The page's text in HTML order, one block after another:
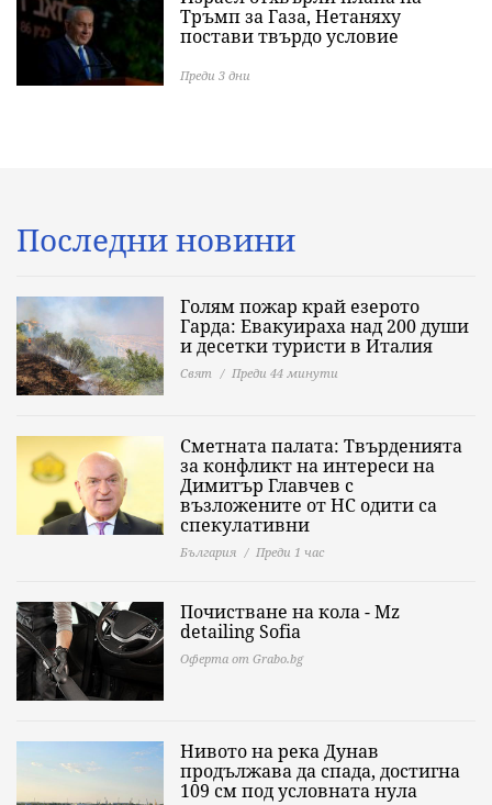
Тръмп за Газа, Нетаняху
постави твърдо условие
Преди 3 дни
Последни новини
Голям пожар край езерото
Гарда: Евакуираха над 200 души
и десетки туристи в Италия
Свят Преди 44 минути
Сметната палата: Твърденията
за конфликт на интереси на
Димитър Главчев с
възложените от НС одити са
спекулативни
България Преди 1 час
Почистване на кола - Mz
detailing Sofia
Оферта от Grabo.bg
Нивото на река Дунав
продължава да спада, достигна
109 см под условната нула